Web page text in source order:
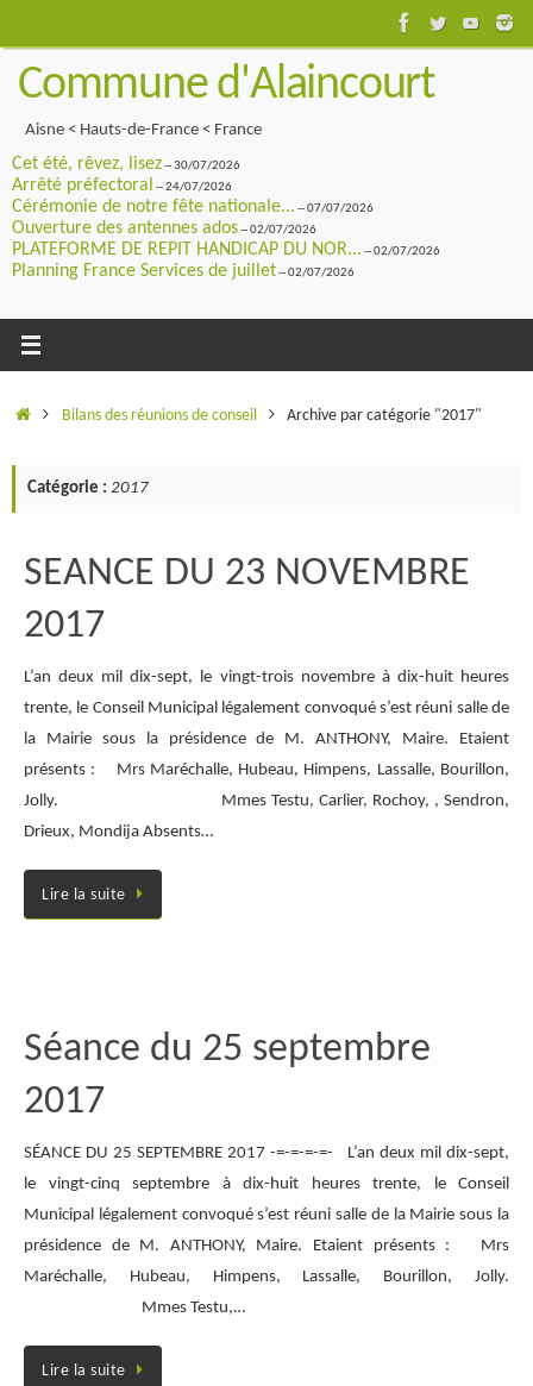
au
contenu
Commune d'Alaincourt
Aisne < Hauts-de-France < France
Cet été, rêvez, lisez-- 30/07/2026
Arrêté préfectoral -- 24/07/2026
Cérémonie de notre fête nationale... -- 07/07/2026
Ouverture des antennes ados-- 02/07/2026
PLATEFORME DE REPIT HANDICAP DU NOR... -- 02/07/2026
Planning France Services de juillet-- 02/07/2026
AccueilBilans des réunions de conseil Archive par catégorie "2017"
Catégorie : 2017
SEANCE DU 23 NOVEMBRE
2017
L’an deux mil dix-sept, le vingt-trois novembre à dix-huit heures
trente, le Conseil Municipal légalement convoqué s’est réuni salle de
la Mairie sous la présidence de M. ANTHONY, Maire. Etaient
présents : Mrs Maréchalle, Hubeau, Himpens, Lassalle, Bourillon,
Jolly. Mmes Testu, Carlier, Rochoy, , Sendron,
Drieux, Mondija Absents…
Lire la suite
Séance du 25 septembre
2017
SÉANCE DU 25 SEPTEMBRE 2017 -=-=-=-=- L’an deux mil dix-sept,
le vingt-cinq septembre à dix-huit heures trente, le Conseil
Municipal légalement convoqué s’est réuni salle de la Mairie sous la
présidence de M. ANTHONY, Maire. Etaient présents : Mrs
Maréchalle, Hubeau, Himpens, Lassalle, Bourillon, Jolly.
Mmes Testu,…
Lire la suite